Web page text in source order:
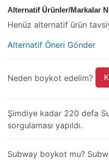
Alternatif Ürünler/Markalar
Henüz alternatif ürün
Alternatif Öneri Gönder
Neden boykot edelim?
Şimdiye kadar 220 defa
sorgulaması yapıldı.
Subway boykot mu?